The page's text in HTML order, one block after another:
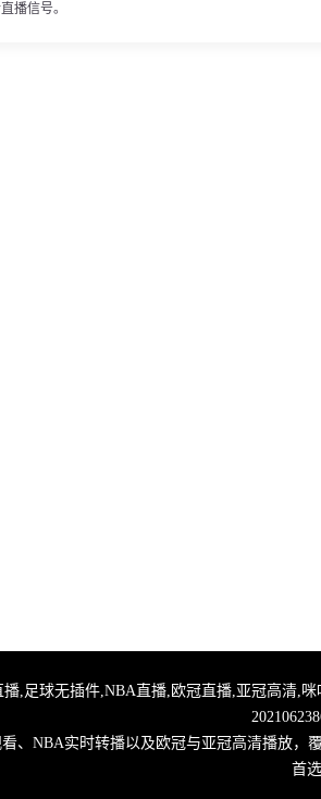
播信号。
播,足球无插件,NBA直播,欧冠直播,亚冠高清,
、NBA实时转播以及欧冠与亚冠高清播放
首